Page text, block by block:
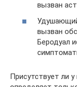
вызван
вызван
Беродуал
Присутствует ли